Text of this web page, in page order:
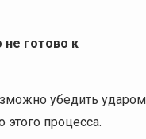
не готово к
убедить ударом
процесса.